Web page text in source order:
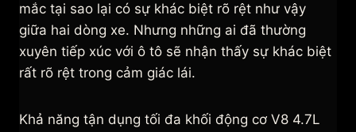
mắc tại sao lại có sự khác biệt rõ rệt như vậy
giữa hai dòng xe. Nhưng những ai đã thường
xuyên tiếp xúc với ô tô sẽ nhận thấy sự khác biệt
rất rõ rệt trong cảm giác lái.
Khả năng tận dụng tối đa khối động cơ V8 4.7L